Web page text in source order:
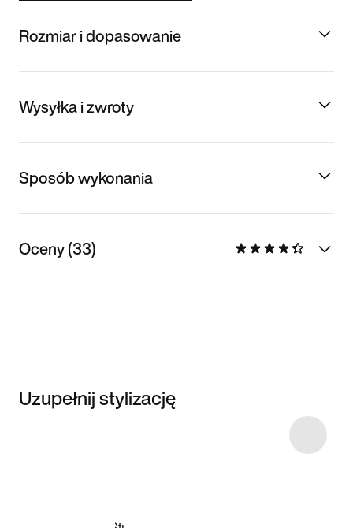
Rozmiar i dopasowanie
Wysyłka i zwroty
Sposób wykonania
Oceny (33)
Uzupełnij stylizację